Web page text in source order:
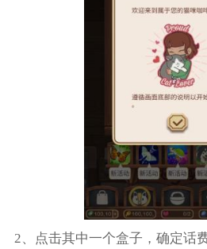
2、点击其中一个盒子，确定话